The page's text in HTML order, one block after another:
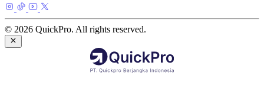
© 2026 QuickPro. All rights reserved.